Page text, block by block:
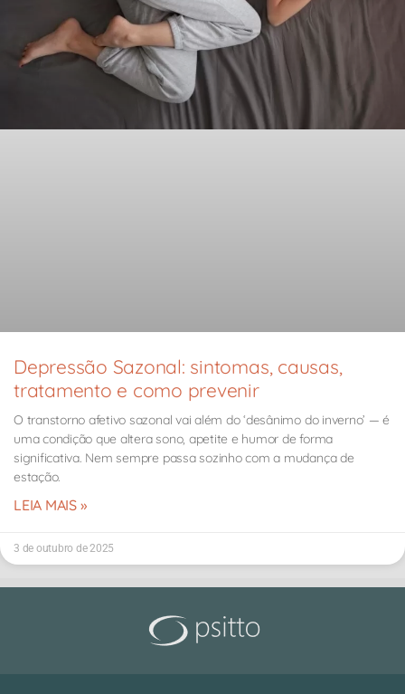
Depressão Sazonal: sintomas, causas,
tratamento e como prevenir
O transtorno afetivo sazonal vai além do ‘desânimo do inverno’ — é
uma condição que altera sono, apetite e humor de forma
significativa. Nem sempre passa sozinho com a mudança de
estação.
LEIA MAIS »
3 de outubro de 2025